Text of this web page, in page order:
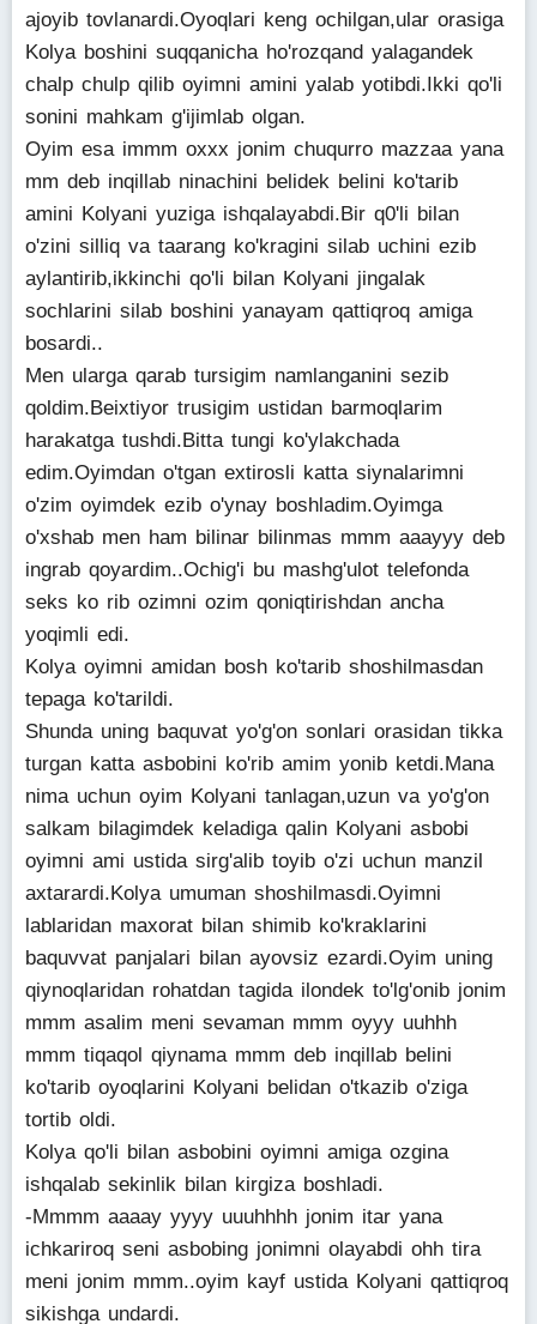
ajoyib tovlanardi.Oyoqlari keng ochilgan,ular orasiga
Kolya boshini suqqanicha ho'rozqand yalagandek
chalp chulp qilib oyimni amini yalab yotibdi.Ikki qo'li
sonini mahkam g'ijimlab olgan.
Oyim esa immm oxxx jonim chuqurro mazzaa yana
mm deb inqillab ninachini belidek belini ko'tarib
amini Kolyani yuziga ishqalayabdi.Bir q0'li bilan
o'zini silliq va taarang ko'kragini silab uchini ezib
aylantirib,ikkinchi qo'li bilan Kolyani jingalak
sochlarini silab boshini yanayam qattiqroq amiga
bosardi..
Men ularga qarab tursigim namlanganini sezib
qoldim.Beixtiyor trusigim ustidan barmoqlarim
harakatga tushdi.Bitta tungi ko'ylakchada
edim.Oyimdan o'tgan extirosli katta siynalarimni
o'zim oyimdek ezib o'ynay boshladim.Oyimga
o'xshab men ham bilinar bilinmas mmm aaayyy deb
ingrab qoyardim..Ochig'i bu mashg'ulot telefonda
seks ko rib ozimni ozim qoniqtirishdan ancha
yoqimli edi.
Kolya oyimni amidan bosh ko'tarib shoshilmasdan
tepaga ko'tarildi.
Shunda uning baquvat yo'g'on sonlari orasidan tikka
turgan katta asbobini ko'rib amim yonib ketdi.Mana
nima uchun oyim Kolyani tanlagan,uzun va yo'g'on
salkam bilagimdek keladiga qalin Kolyani asbobi
oyimni ami ustida sirg'alib toyib o'zi uchun manzil
axtarardi.Kolya umuman shoshilmasdi.Oyimni
lablaridan maxorat bilan shimib ko'kraklarini
baquvvat panjalari bilan ayovsiz ezardi.Oyim uning
qiynoqlaridan rohatdan tagida ilondek to'lg'onib jonim
mmm asalim meni sevaman mmm oyyy uuhhh
mmm tiqaqol qiynama mmm deb inqillab belini
ko'tarib oyoqlarini Kolyani belidan o'tkazib o'ziga
tortib oldi.
Kolya qo'li bilan asbobini oyimni amiga ozgina
ishqalab sekinlik bilan kirgiza boshladi.
-Mmmm aaaay yyyy uuuhhhh jonim itar yana
ichkariroq seni asbobing jonimni olayabdi ohh tira
meni jonim mmm..oyim kayf ustida Kolyani qattiqroq
sikishga undardi.